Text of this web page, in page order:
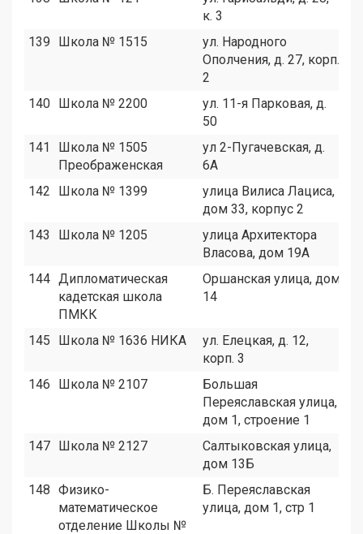
к. 3
139 Школа № 1515
ул. Народного
Ополчения, д. 27, корп.
2
140 Школа № 2200
ул. 11-я Парковая, д.
50
141
Школа № 1505
Преображенская
ул 2-Пугачевская, д.
6А
142 Школа № 1399
улица Вилиса Лациса,
дом 33, корпус 2
143 Школа № 1205
улица Архитектора
Власова, дом 19А
144 Дипломатическая
кадетская школа
ПМКК
Оршанская улица, дом
14
145 Школа № 1636 НИКА
ул. Елецкая, д. 12,
корп. 3
146 Школа № 2107
Большая
Переяславская улица,
дом 1, строение 1
147 Школа № 2127
Салтыковская улица,
дом 13Б
148 Физико-
математическое
отделение Школы №
Б. Переяславская
улица, дом 1, стр 1